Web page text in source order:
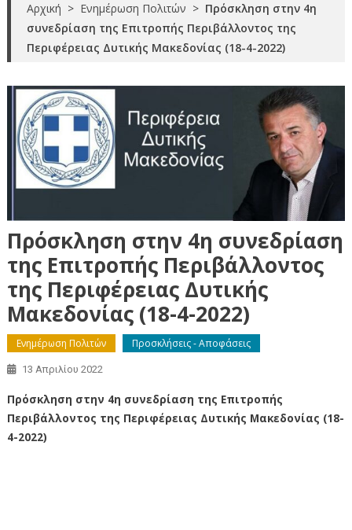
Αρχική > Ενημέρωση Πολιτών > Πρόσκληση στην 4η
συνεδρίαση της Επιτροπής Περιβάλλοντος της
Περιφέρειας Δυτικής Μακεδονίας (18-4-2022)
Πρόσκληση στην 4η συνεδρίαση
της Επιτροπής Περιβάλλοντος
της Περιφέρειας Δυτικής
Μακεδονίας (18-4-2022)
Ενημέρωση Πολιτών Προσκλήσεις - Αποφάσεις
13 Απριλίου 2022
Πρόσκληση στην 4η συνεδρίαση της Επιτροπής
Περιβάλλοντος της Περιφέρειας Δυτικής Μακεδονίας (18-
4-2022)